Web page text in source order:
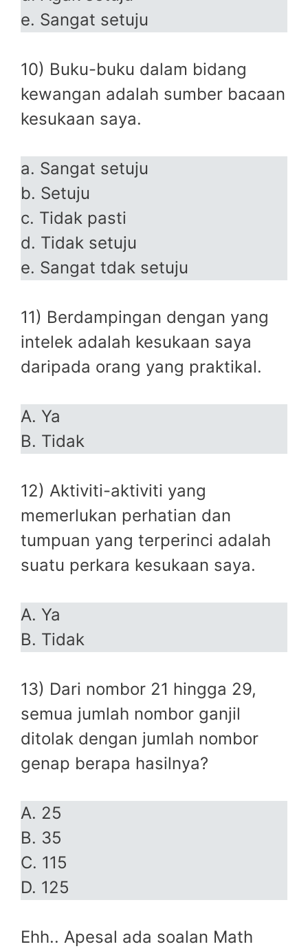
e. Sangat setuju
10) Buku-buku dalam bidang
kewangan adalah sumber bacaan
kesukaan saya.
a. Sangat setuju
b. Setuju
c. Tidak pasti
d. Tidak setuju
e. Sangat tdak setuju
11) Berdampingan dengan yang
intelek adalah kesukaan saya
daripada orang yang praktikal.
A. Ya
B. Tidak
12) Aktiviti-aktiviti yang
memerlukan perhatian dan
tumpuan yang terperinci adalah
suatu perkara kesukaan saya.
A. Ya
B. Tidak
13) Dari nombor 21 hingga 29,
semua jumlah nombor ganjil
ditolak dengan jumlah nombor
genap berapa hasilnya?
A. 25
B. 35
C. 115
D. 125
Ehh.. Apesal ada soalan Math